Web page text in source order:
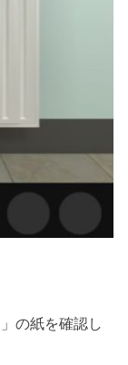
の紙を確認し